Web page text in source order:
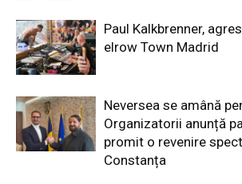
Paul Kalkbrenner,
elrow Town Madrid
Neversea se amână
Organizatorii anunță
promit o revenire
Constanța